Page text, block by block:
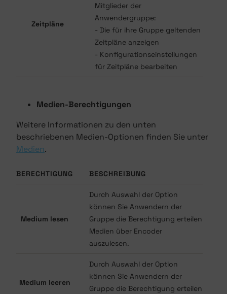
Zeitpläne
Mitglieder der
Anwendergruppe:
- Die für ihre Gruppe geltenden
Zeitpläne anzeigen
- Konfigurationseinstellungen
für Zeitpläne bearbeiten
Medien-Berechtigungen
Weitere Informationen zu den unten
beschriebenen Medien-Optionen finden Sie unter
Medien.
BERECHTIGUNG BESCHREIBUNG
Medium lesen
Durch Auswahl der Option
können Sie Anwendern der
Gruppe die Berechtigung erteilen
Medien über Encoder
auszulesen.
Medium leeren
Durch Auswahl der Option
können Sie Anwendern der
Gruppe die Berechtigung erteilen